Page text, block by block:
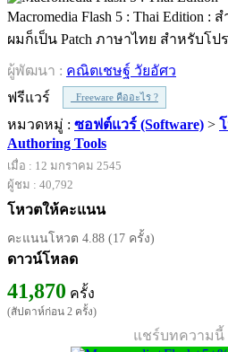
Macromedia Flash 5 : Thai Edition
ผมก็เป็น Patch ภาษาไทย สำหรับโป
ผู้พัฒนา : คณิตเชษฐ์ วัยอัศว
ฟรีแวร์
Freeware คืออะไร ?
หมวดหมู่ : ซอฟต์แวร์ (Software) >
Authoring Tools
เมื่อ : 12 มกราคม 2545
ผู้ชม : 40,792
โหวตให้คะแนน
คะแนนโหวต 4.88 (17 ครั้ง)
ดาวน์โหลด
41,870 ครั้ง
(สัปดาห์ก่อน 2 ครั้ง)
แชร์บทความนี้